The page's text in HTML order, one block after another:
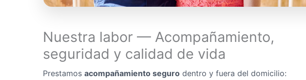
Nuestra labor — Acompañamiento,
seguridad y calidad de vida
Prestamos acompañamiento seguro dentro y fuera del domicilio: